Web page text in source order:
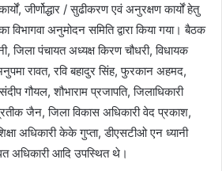
जीर्णोद्धार / सुढीकरण एवं अनुरक्षण कार्यों हेतु
विभागवा अनुमोदन समिति द्वारा किया गया। बैठक
जिला पंचायत अध्यक्ष किरण चौधरी, विधायक
रावत, रवि बहादुर सिंह, फुरकान अहमद,
गौयल, शौभाराम प्रजापति, जिलाधिकारी
जैन, जिला विकास अधिकारी वेद प्रकाश,
अधिकारी केके गुप्ता, डीएसटीओ एन ध्यानी
अधिकारी आदि उपस्थित थे।